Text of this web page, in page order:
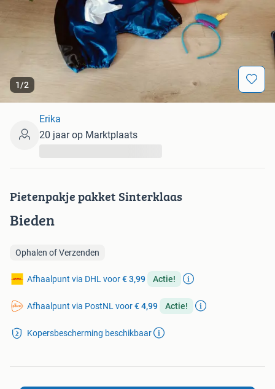
1/2
Pietenpakje pakket Sinterklaas
Bieden
Ophalen of Verzenden
Afhaalpunt via DHL voor€ 3,99 Actie!
Afhaalpunt via PostNL voor€ 4,99 Actie!
Kopersbescherming beschikbaar
Erika
20 jaar op Marktplaats